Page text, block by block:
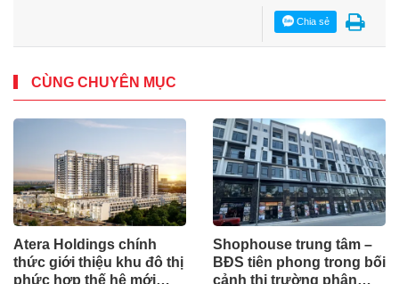
Chia sẻ
CÙNG CHUYÊN MỤC
Atera Holdings chính
thức giới thiệu khu đô thị
phức hợp thế hệ mới
Shophouse trung tâm –
BĐS tiên phong trong bối
cảnh thị trường phân